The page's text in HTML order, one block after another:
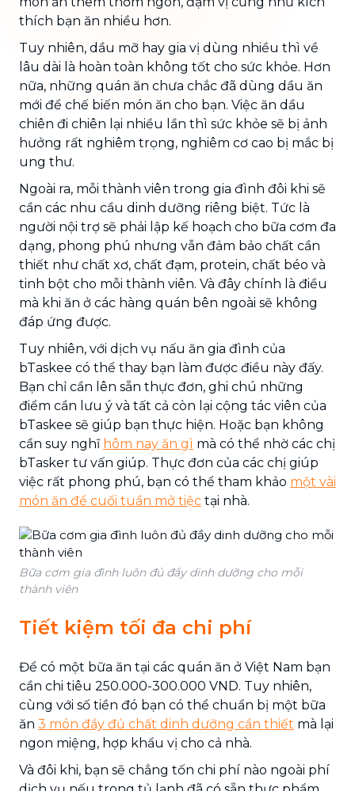
thích bạn ăn nhiều hơn.
Tuy nhiên, dầu mỡ hay gia vị dùng nhiều thì về
lâu dài là hoàn toàn không tốt cho sức khỏe. Hơn
nữa, những quán ăn chưa chắc đã dùng dầu ăn
mới để chế biến món ăn cho bạn. Việc ăn dầu
chiên đi chiên lại nhiều lần thì sức khỏe sẽ bị ảnh
hưởng rất nghiêm trọng, nghiêm cơ cao bị mắc bị
ung thư.
Ngoài ra, mỗi thành viên trong gia đình đôi khi sẽ
cần các nhu cầu dinh dưỡng riêng biệt. Tức là
người nội trợ sẽ phải lập kế hoạch cho bữa cơm đa
dạng, phong phú nhưng vẫn đảm bảo chất cần
thiết như chất xơ, chất đạm, protein, chất béo và
tinh bột cho mỗi thành viên. Và đây chính là điều
mà khi ăn ở các hàng quán bên ngoài sẽ không
đáp ứng được.
Tuy nhiên, với dịch vụ nấu ăn gia đình của
bTaskee có thể thay bạn làm được điều này đấy.
Bạn chỉ cần lên sẵn thực đơn, ghi chú những
điểm cần lưu ý và tất cả còn lại cộng tác viên của
bTaskee sẽ giúp bạn thực hiện. Hoặc bạn không
cần suy nghĩ hôm nay ăn gì mà có thể nhờ các chị
bTasker tư vấn giúp. Thực đơn của các chị giúp
việc rất phong phú, bạn có thể tham khảo một vài
món ăn để cuối tuần mở tiệc tại nhà.
Bữa cơm gia đình luôn đủ đầy dinh dưỡng cho mỗi
thành viên
Tiết kiệm tối đa chi phí
Để có một bữa ăn tại các quán ăn ở Việt Nam bạn
cần chi tiêu 250.000-300.000 VND. Tuy nhiên,
cùng với số tiền đó bạn có thể chuẩn bị một bữa
ăn 3 món đầy đủ chất dinh dưỡng cần thiết mà lại
ngon miệng, hợp khẩu vị cho cả nhà.
Và đôi khi, bạn sẽ chẳng tốn chi phí nào ngoài phí